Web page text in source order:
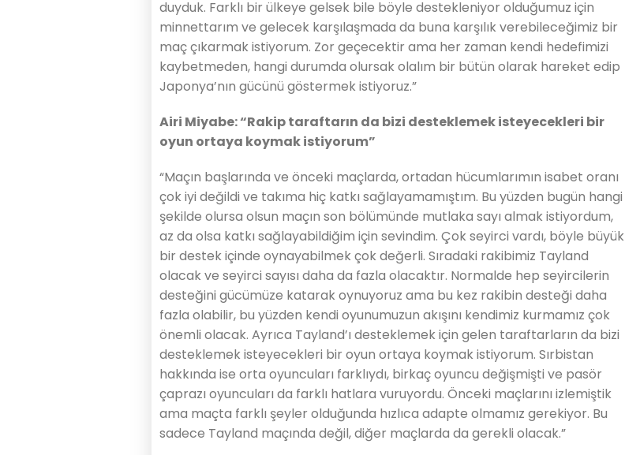
duyduk. Farklı bir ülkeye gelsek bile böyle destekleniyor olduğumuz için
minnettarım ve gelecek karşılaşmada da buna karşılık verebileceğimiz bir
maç çıkarmak istiyorum. Zor geçecektir ama her zaman kendi hedefimizi
kaybetmeden, hangi durumda olursak olalım bir bütün olarak hareket edip
Japonya’nın gücünü göstermek istiyoruz.”
Airi Miyabe: “Rakip taraftarın da bizi desteklemek isteyecekleri bir
oyun ortaya koymak istiyorum”
“Maçın başlarında ve önceki maçlarda, ortadan hücumlarımın isabet oranı
çok iyi değildi ve takıma hiç katkı sağlayamamıştım. Bu yüzden bugün hangi
şekilde olursa olsun maçın son bölümünde mutlaka sayı almak istiyordum,
az da olsa katkı sağlayabildiğim için sevindim. Çok seyirci vardı, böyle büyük
bir destek içinde oynayabilmek çok değerli. Sıradaki rakibimiz Tayland
olacak ve seyirci sayısı daha da fazla olacaktır. Normalde hep seyircilerin
desteğini gücümüze katarak oynuyoruz ama bu kez rakibin desteği daha
fazla olabilir, bu yüzden kendi oyunumuzun akışını kendimiz kurmamız çok
önemli olacak. Ayrıca Tayland’ı desteklemek için gelen taraftarların da bizi
desteklemek isteyecekleri bir oyun ortaya koymak istiyorum. Sırbistan
hakkında ise orta oyuncuları farklıydı, birkaç oyuncu değişmişti ve pasör
çaprazı oyuncuları da farklı hatlara vuruyordu. Önceki maçlarını izlemiştik
ama maçta farklı şeyler olduğunda hızlıca adapte olmamız gerekiyor. Bu
sadece Tayland maçında değil, diğer maçlarda da gerekli olacak.”